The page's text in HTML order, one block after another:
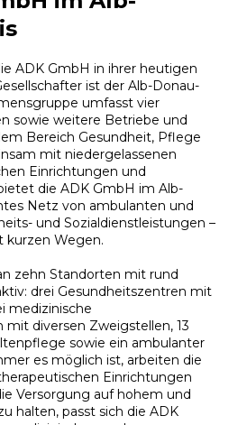
ADK GmbH in ihrer heutigen
ist der Alb-Donau-
umfasst vier
sowie weitere Betriebe und
Bereich Gesundheit, Pflege
mit niedergelassenen
Einrichtungen und
die ADK GmbH im Alb-
Netz von ambulanten und
und Sozialdienstleistungen –
kurzen Wegen.
zehn Standorten mit rund
drei Gesundheitszentren mit
medizinische
diversen Zweigstellen, 13
sowie ein ambulanter
es möglich ist, arbeiten die
Einrichtungen
Versorgung auf hohem und
halten, passt sich die ADK